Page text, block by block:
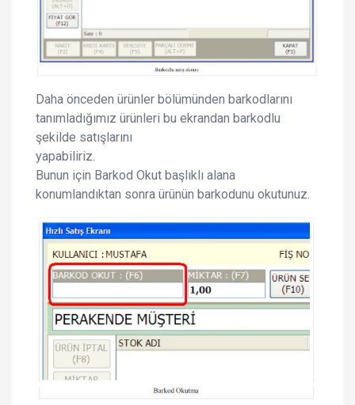
Daha önceden ürünler bölümünden barkodlarını
tanımladığımız ürünleri bu ekrandan barkodlu
şekilde satışlarını
yapabiliriz.
Bunun için Barkod Okut başlıklı alana
konumlandıktan sonra ürünün barkodunu okutunuz.